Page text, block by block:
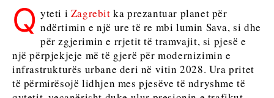
Biznesit
Emërime
Bujqësi
Industria
Ndërtim
Energjia
Emërime
Bujqësi
Industria
Ndërtim
Energjia
Mjedis
Q yteti i Zagrebitka prezantuar planet për
ndërtimin e një ure të re mbi lumin Sava, si dhe
për zgjerimin e rrjetit të tramvajit, si pjesë e
një përpjekjeje më të gjerë për modernizimin e
infrastrukturës urbane deri në vitin 2028. Ura pritet
të përmirësojë lidhjen mes pjesëve të ndryshme të